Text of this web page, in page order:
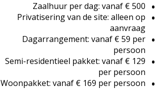
Zaalhuur per dag: vanaf € 500
Privatisering van de site: alleen op
aanvraag
Dagarrangement: vanaf € 59 per
persoon
Semi-residentieel pakket: vanaf € 129
per persoon
Woonpakket: vanaf € 169 per persoon